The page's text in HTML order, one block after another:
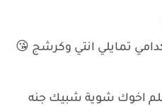
تمايلي انتي وكرشج 😘
اخوك شوية شبيك جنه